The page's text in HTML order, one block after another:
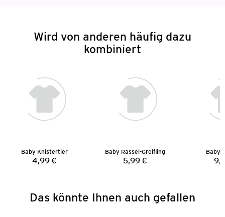
Wird von anderen häufig dazu
kombiniert
Baby Knistertier
Preis:
4,99 €
Baby Rassel-Greifling
Preis:
5,99 €
Baby
Das könnte Ihnen auch gefallen